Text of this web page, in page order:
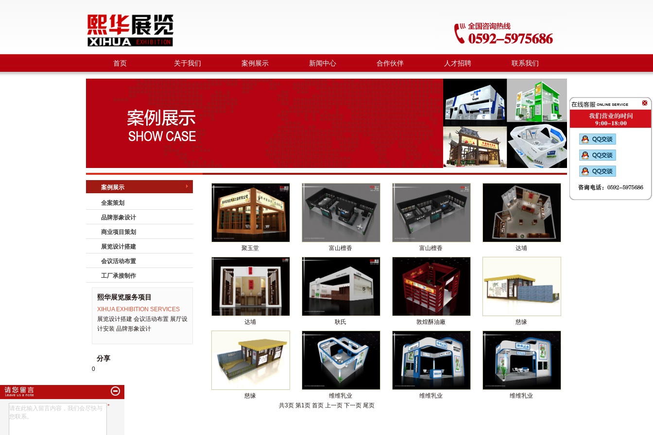
首页 关于我们 案例展示 新闻中心 合作伙伴 人才招聘 联系我们
案例展示
全案策划
品牌形象设计
商业项目策划
展览设计搭建
会议活动布置
工厂承接制作
熙华展览服务项目
XIHUA EXHIBITION SERVICES
展览设计搭建 会议活动布置 展厅设
计安装 品牌形象设计
分享
0
聚玉堂 富山檀香 富山檀香 达埔
达埔 耿氏 敦煌酥油廠 慈缘
慈缘 维维乳业 维维乳业
维维乳业
共3页 第1页 首页 上一页 下一页 尾页
*